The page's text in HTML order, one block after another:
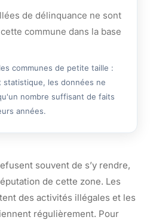
de délinquance ne sont
commune dans la base
communes de petite taille :
les données ne
nombre suffisant de faits
années.
souvent de s’y rendre,
de cette zone. Les
des activités illégales et les
régulièrement. Pour